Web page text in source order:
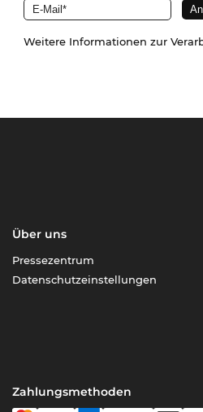
Weitere Informationen zur
Über uns
Pressezentrum
Datenschutzeinstellungen
Zahlungsmethoden